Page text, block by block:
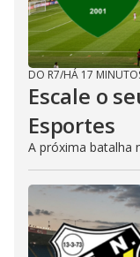
DO R7/HÁ 17
Escale o
Esportes
A próxima batalha